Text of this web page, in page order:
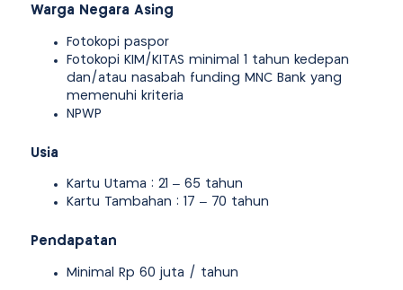
Warga Negara Asing
Fotokopi paspor
Fotokopi KIM/KITAS minimal 1 tahun kedepan
dan/atau nasabah funding MNC Bank yang
memenuhi kriteria
NPWP
Usia
Kartu Utama : 21 – 65 tahun
Kartu Tambahan : 17 – 70 tahun
Pendapatan
Minimal Rp 60 juta / tahun